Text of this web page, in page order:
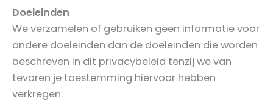
Doeleinden
We verzamelen of gebruiken geen informatie voor
andere doeleinden dan de doeleinden die worden
beschreven in dit privacybeleid tenzij we van
tevoren je toestemming hiervoor hebben
verkregen.